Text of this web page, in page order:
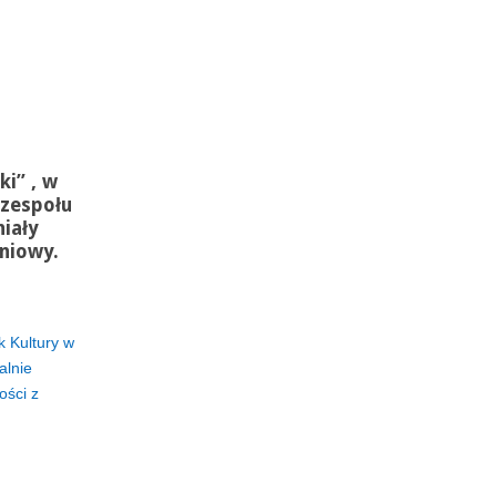
”, w
Kultury w
z